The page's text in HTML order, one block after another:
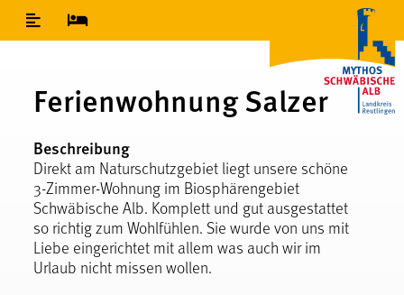
Inhaltsverzeichnis
Ferienwohnung Salzer
Beschreibung
Direkt am Naturschutzgebiet liegt unsere schöne
3-Zimmer-Wohnung im Biosphärengebiet
Schwäbische Alb. Komplett und gut ausgestattet
so richtig zum Wohlfühlen. Sie wurde von uns mit
Liebe eingerichtet mit allem was auch wir im
Urlaub nicht missen wollen.